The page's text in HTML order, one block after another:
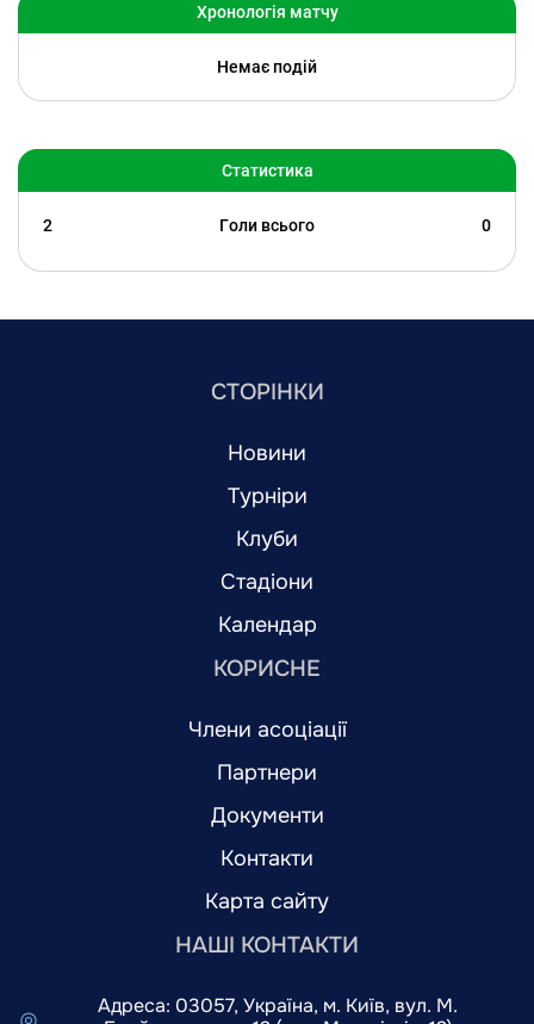
Хронологія матчу
Немає подій
Статистика
2 Голи всього 0
СТОРІНКИ
Новини
Турніри
Клуби
Стадіони
Календар
КОРИСНЕ
Члени асоціації
Партнери
Документи
Контакти
Карта сайту
НАШІ КОНТАКТИ
Адреса: 03057, Україна, м. Київ, вул. М.